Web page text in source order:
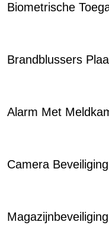
Biometrische
Brandblussers
Alarm Met
Camera Beveiliging
Magazijnbeveiliging